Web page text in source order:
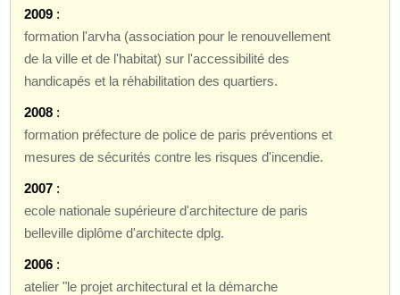
2009 :
formation l'arvha (association pour le renouvellement
de la ville et de l'habitat) sur l'accessibilité des
handicapés et la réhabilitation des quartiers.
2008 :
formation préfecture de police de paris préventions et
mesures de sécurités contre les risques d'incendie.
2007 :
ecole nationale supérieure d'architecture de paris
belleville diplôme d'architecte dplg.
2006 :
atelier "le projet architectural et la démarche